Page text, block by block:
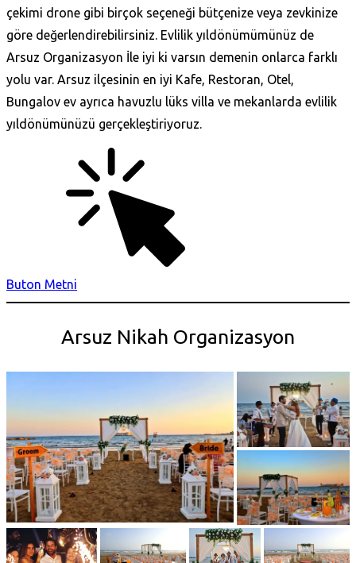
çekimi drone gibi birçok seçeneği bütçenize veya zevkinize
göre değerlendirebilirsiniz. Evlilik yıldönümümünüz de
Arsuz Organizasyon İle iyi ki varsın demenin onlarca farklı
yolu var. Arsuz ilçesinin en iyi Kafe, Restoran, Otel,
Bungalov ev ayrıca havuzlu lüks villa ve mekanlarda evlilik
yıldönümünüzü gerçekleştiriyoruz.
Buton Metni
Arsuz Nikah Organizasyon